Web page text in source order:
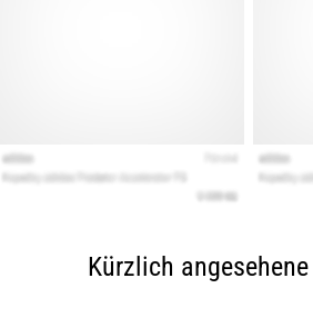
Kürzlich